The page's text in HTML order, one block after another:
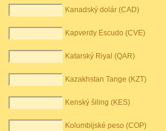
Kanadský dolár (CAD)
Kapverdy Escudo (CVE)
Katarský Riyal (QAR)
Kazakhstan Tange (KZT)
Kenský šiling (KES)
Kolumbijské peso (COP)